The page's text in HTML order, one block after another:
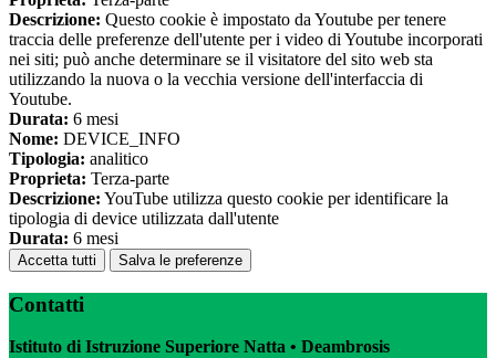
Descrizione: Questo cookie è impostato da Youtube per tenere
traccia delle preferenze dell'utente per i video di Youtube incorporati
nei siti; può anche determinare se il visitatore del sito web sta
utilizzando la nuova o la vecchia versione dell'interfaccia di
Youtube.
Durata: 6 mesi
Nome: DEVICE_INFO
Tipologia: analitico
Proprieta: Terza-parte
Descrizione: YouTube utilizza questo cookie per identificare la
tipologia di device utilizzata dall'utente
Durata: 6 mesi
Accetta tutti Salva le preferenze
Contatti
Istituto di Istruzione Superiore Natta • Deambrosis